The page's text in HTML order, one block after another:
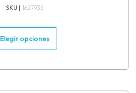
SKU | 1627935
Elegir opciones